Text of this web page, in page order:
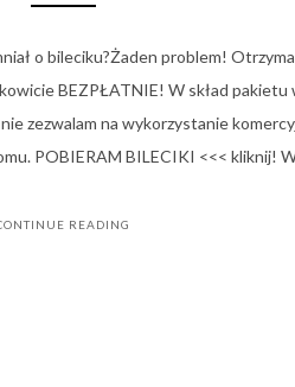
o bileciku?Żaden problem!
BEZPŁATNIE! W skład pakietu
zezwalam na wykorzystanie
POBIERAM BILECIKI <<< kliknij!
READING